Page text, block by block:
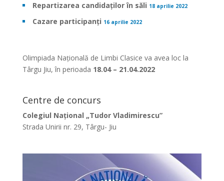
Repartizarea candidaților în săli 18 aprilie 2022
Cazare participanți 16 aprilie 2022
Olimpiada Națională de Limbi Clasice va avea loc la
Târgu Jiu, în perioada 18.04 – 21.04.2022
Centre de concurs
Colegiul Național „Tudor Vladimirescu”
Strada Unirii nr. 29, Târgu- Jiu